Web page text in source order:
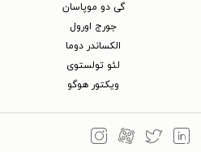
گی دو موپاسان
جورج اورول
الکساندر دوما
لئو تولستوی
ویکتور هوگو